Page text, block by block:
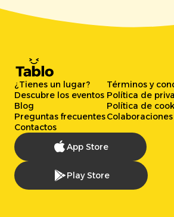
¿Tienes un lugar?
Descubre los eventos
Blog
Preguntas frecuentes
Contactos
Términos y
Política de
Política de
Colaboraciones
App Store
Play Store